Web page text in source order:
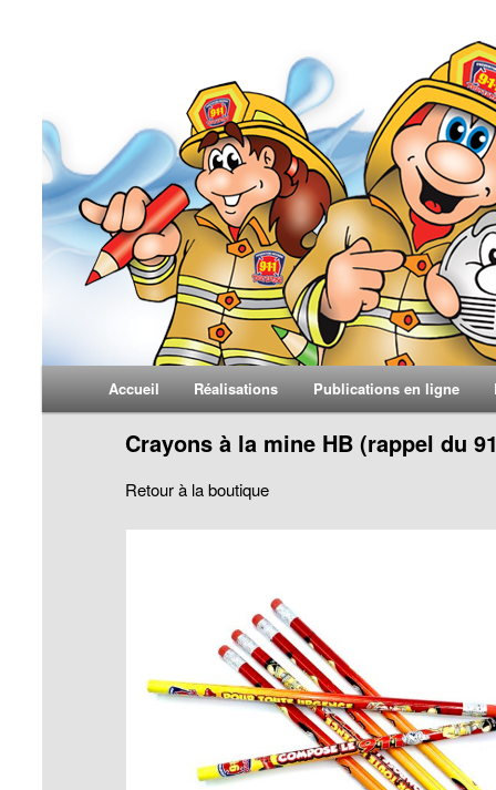
Yvon Larosé
Aller au contenu principal
Aller au contenu secondaire
Accueil Réalisations Publications en ligne
Crayons à la mine HB (rappel du
Retour à la boutique